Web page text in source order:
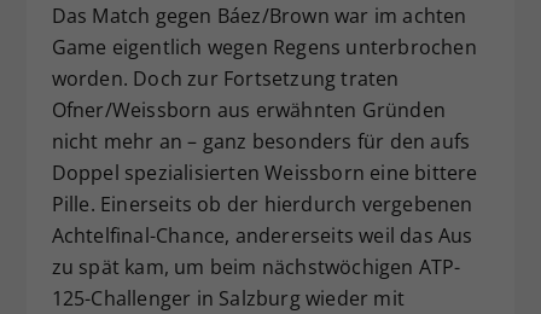
Das Match gegen Báez/Brown war im achten
Game eigentlich wegen Regens unterbrochen
worden. Doch zur Fortsetzung traten
Ofner/Weissborn aus erwähnten Gründen
nicht mehr an – ganz besonders für den aufs
Doppel spezialisierten Weissborn eine bittere
Pille. Einerseits ob der hierdurch vergebenen
Achtelfinal-Chance, andererseits weil das Aus
zu spät kam, um beim nächstwöchigen ATP-
125-Challenger in Salzburg wieder mit